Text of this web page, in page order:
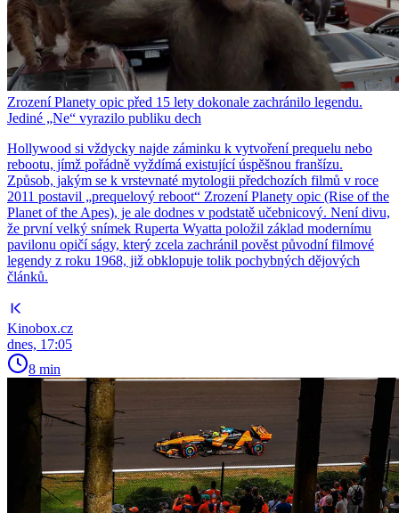
Zrození Planety opic před 15 lety dokonale zachránilo legendu.
Jediné „Ne“ vyrazilo publiku dech
Hollywood si vždycky najde záminku k vytvoření prequelu nebo
rebootu, jímž pořádně vyždímá existující úspěšnou franšízu.
Způsob, jakým se k vrstevnaté mytologii předchozích filmů v roce
2011 postavil „prequelový reboot“ Zrození Planety opic (Rise of the
Planet of the Apes), je ale dodnes v podstatě učebnicový. Není divu,
že první velký snímek Ruperta Wyatta položil základ modernímu
pavilonu opičí ságy, který zcela zachránil pověst původní filmové
legendy z roku 1968, již obklopuje tolik pochybných dějových
článků.
Kinobox.cz
dnes, 17:05
8 min